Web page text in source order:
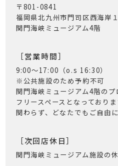
〒801-0841
福岡県北九州市門司区西海岸
関門海峡ミュージアム4階
［営業時間］
9:00〜17:00（o.s 16:30）
※公共施設のため予約不可
関門海峡ミュージアム4階の
フリースペースとなっており
関わらず、どなたでもご自由
［次回店休日］
関門海峡ミュージアム施設の